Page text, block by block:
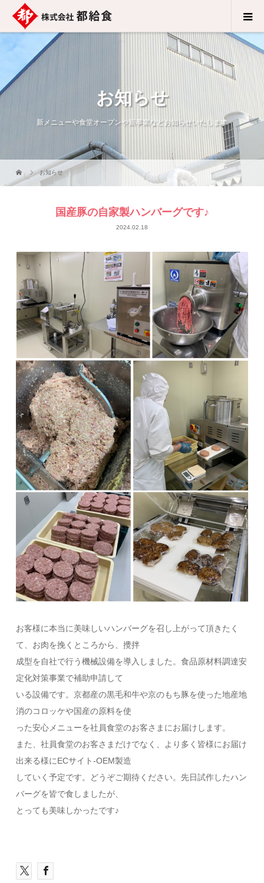
お知らせ
新メニューや食堂オープンや新事業などお知らせいたします
お知らせ
国産豚の自家製ハンバーグです♪
2024.02.18
お客様に本当に美味しいハンバーグを召し上がって頂きたく
て、お肉を挽くところから、攪拌
成型を自社で行う機械設備を導入しました。食品原材料調達安
定化対策事業で補助申請して
いる設備です。京都産の黒毛和牛や京のもち豚を使った地産地
消のコロッケや国産の原料を使
った安心メニューを社員食堂のお客さまにお届けします。
また、社員食堂のお客さまだけでなく、より多く皆様にお届け
出来る様にECサイト-OEM製造
していく予定です。どうぞご期待ください。先日試作したハン
バーグを皆で食しましたが、
とっても美味しかったです♪